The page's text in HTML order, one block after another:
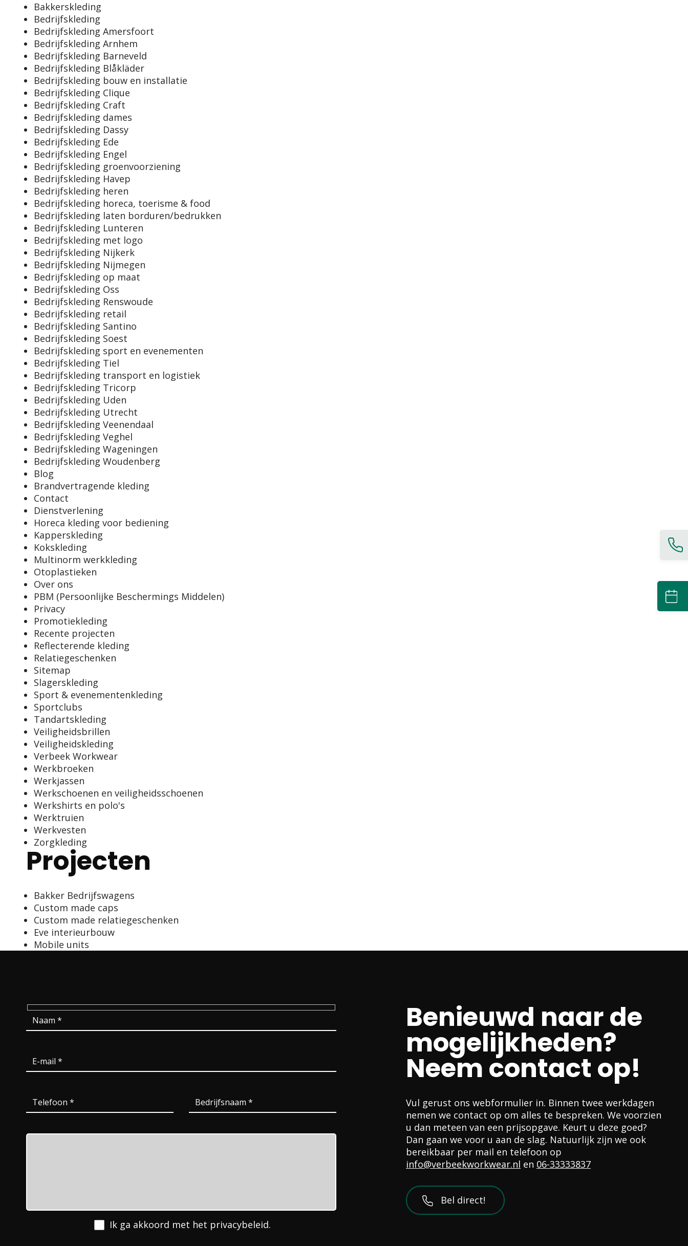
Bakkerskleding
Bedrijfskleding
Bedrijfskleding Amersfoort
Bedrijfskleding Arnhem
Bedrijfskleding Barneveld
Bedrijfskleding Blåkläder
Bedrijfskleding bouw en installatie
Bedrijfskleding Clique
Bedrijfskleding Craft
Bedrijfskleding dames
Bedrijfskleding Dassy
Bedrijfskleding Ede
Bedrijfskleding Engel
Bedrijfskleding groenvoorziening
Bedrijfskleding Havep
Bedrijfskleding heren
Bedrijfskleding horeca, toerisme & food
Bedrijfskleding laten borduren/bedrukken
Bedrijfskleding Lunteren
Bedrijfskleding met logo
Bedrijfskleding Nijkerk
Bedrijfskleding Nijmegen
Bedrijfskleding op maat
Bedrijfskleding Oss
Bedrijfskleding Renswoude
Bedrijfskleding retail
Bedrijfskleding Santino
Bedrijfskleding Soest
Bedrijfskleding sport en evenementen
Bedrijfskleding Tiel
Bedrijfskleding transport en logistiek
Bedrijfskleding Tricorp
Bedrijfskleding Uden
Bedrijfskleding Utrecht
Bedrijfskleding Veenendaal
Bedrijfskleding Veghel
Bedrijfskleding Wageningen
Bedrijfskleding Woudenberg
Blog
Brandvertragende kleding
Contact
Dienstverlening
Horeca kleding voor bediening
Kapperskleding
Kokskleding
Multinorm werkkleding
Otoplastieken
Over ons
PBM (Persoonlijke Beschermings Middelen)
Privacy
Promotiekleding
Recente projecten
Reflecterende kleding
Relatiegeschenken
Sitemap
Slagerskleding
Sport & evenementenkleding
Sportclubs
Tandartskleding
Veiligheidsbrillen
Veiligheidskleding
Verbeek Workwear
Werkbroeken
Werkjassen
Werkschoenen en veiligheidsschoenen
Werkshirts en polo's
Werktruien
Werkvesten
Zorgkleding
Projecten
Bakker Bedrijfswagens
Custom made caps
Custom made relatiegeschenken
Eve interieurbouw
Mobile units
Ik ga akkoord met het privacybeleid.
Benieuwd naar de
mogelijkheden?
Neem contact op!
Vul gerust ons webformulier in. Binnen twee werkdagen
nemen we contact op om alles te bespreken. We voorzien
u dan meteen van een prijsopgave. Keurt u deze goed?
Dan gaan we voor u aan de slag. Natuurlijk zijn we ook
bereikbaar per mail en telefoon op
info@verbeekworkwear.nl en 06-33333837
Bel direct!